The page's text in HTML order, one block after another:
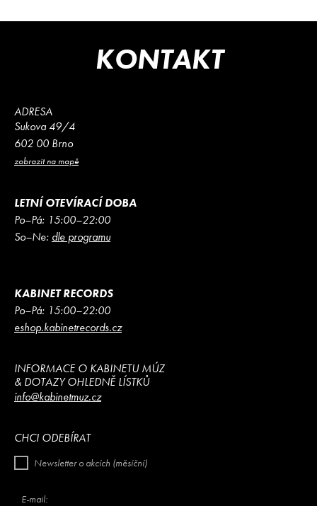
KONTAKT
ADRESA
Sukova 49/4
602 00 Brno
zobrazit na mapě
LETNÍ OTEVÍRACÍ DOBA
Po–Pá: 15:00–22:00
So–Ne: dle programu
KABINET RECORDS
Po–Pá: 15:00–22:00
eshop.kabinetrecords.cz
INFORMACE O KABINETU MÚZ
& DOTAZY OHLEDNĚ LÍSTKŮ
info@kabinetmuz.cz
CHCI ODEBÍRAT
Newsletter o akcích (měsíční)
E-mail: